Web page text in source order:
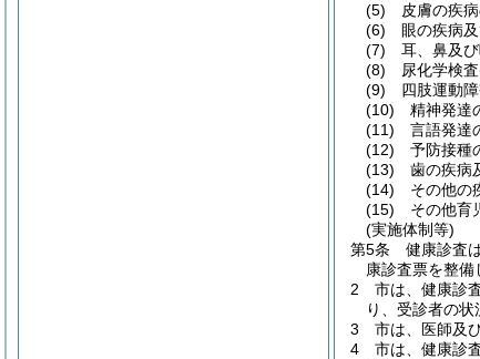
(5)
皮膚の疾
(6)
眼の疾病
(7)
耳、鼻及
(8)
尿化学検査
(9)
四肢運動
(10)
精神発達
(11)
言語発達
(12)
予防接種
(13)
歯の疾病
(14)
その他の
(15)
その他育
(実施体制等)
第5条
健康診査
康診査票を整備
2
市は、健康診
り、受診者の状
3
市は、医師及
4
市は、健康診